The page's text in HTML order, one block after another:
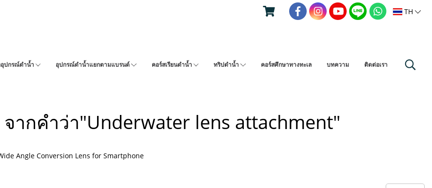
TH
ปกรณ์ดำน้ำ อุปกรณ์ดำน้ำแยกตามแบรนด์ คอร์สเรียนดำน้ำ ทริปดำน้ำ คอร์สศึกษาทางทะเล บทความ ติดต่อเรา
ากคำว่า"Underwater lens attachment"
Angle Conversion Lens for Smartphone